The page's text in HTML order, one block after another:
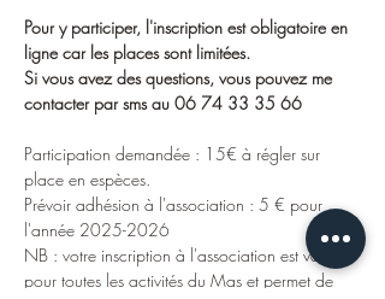
Pour y participer, l'inscription est obligatoire en
ligne car les places sont limitées.
Si vous avez des questions, vous pouvez me
contacter par sms au 06 74 33 35 66
Participation demandée : 15€ à régler sur
place en espèces.
Prévoir adhésion à l'association : 5 € pour
l'année 2025-2026
NB : votre inscription à l'association est valable
pour toutes les activités du Mas et permet de